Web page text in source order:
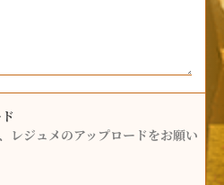
レジュメのアップロードをお願い